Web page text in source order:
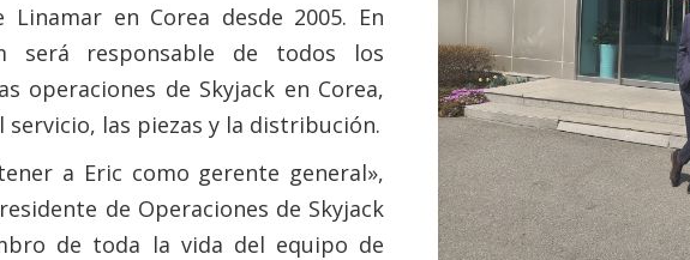
en Corea desde 2005. En
será responsable de todos los
operaciones de Skyjack en Corea,
servicio, las piezas y la distribución.
a Eric como gerente general»,
de Operaciones de Skyjack
de toda la vida del equipo de